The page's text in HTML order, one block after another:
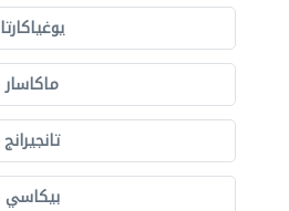
يوغياكارتا
ماكاسار
تانجيرانج
بيكاسي